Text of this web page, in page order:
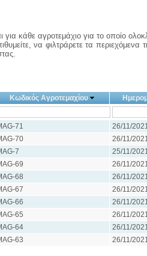
για κάθε αγροτεμάχιο για το οποίο
να φιλτράρετε τα περιεχόμενα
Κωδικός Αγροτεμαχίου
71 26/11/
70 26/11/
7 25/11/
69 26/11/
68 26/11/
67 26/11/
66 26/11/
65 26/11/
64 26/11/
63 26/11/